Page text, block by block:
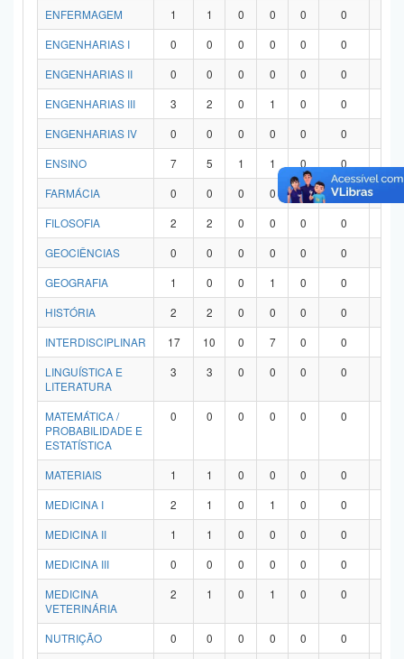
ENFERMAGEM
1 1 0 0 0 0
ENGENHARIAS I
0 0 0 0 0 0
ENGENHARIAS II
0 0 0 0 0 0
ENGENHARIAS III
3 2 0 1 0 0
ENGENHARIAS IV
0 0 0 0 0 0
ENSINO
7 5 1 1 0 0
FARMÁCIA
0 0 0 0 0 0
FILOSOFIA
2 2 0 0 0 0
GEOCIÊNCIAS
0 0 0 0 0 0
GEOGRAFIA
1 0 0 1 0 0
HISTÓRIA
2 2 0 0 0 0
INTERDISCIPLINAR
17 10 0 7 0 0
LINGUÍSTICA E
LITERATURA
3 3 0 0 0 0
MATEMÁTICA /
PROBABILIDADE E
ESTATÍSTICA
0 0 0 0 0 0
MATERIAIS 1 1 0 0 0 0
MEDICINA I
2 1 0 1 0 0
MEDICINA II
1 1 0 0 0 0
MEDICINA III
0 0 0 0 0 0
MEDICINA
VETERINÁRIA
2 1 0 1 0 0
NUTRIÇÃO 0 0 0 0 0 0